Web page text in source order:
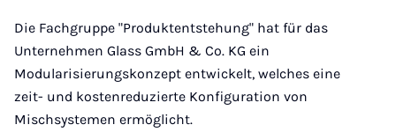
Die Fachgruppe "Produktentstehung" hat für das
Unternehmen Glass GmbH & Co. KG ein
Modularisierungskonzept entwickelt, welches eine
zeit- und kostenreduzierte Konfiguration von
Mischsystemen ermöglicht.